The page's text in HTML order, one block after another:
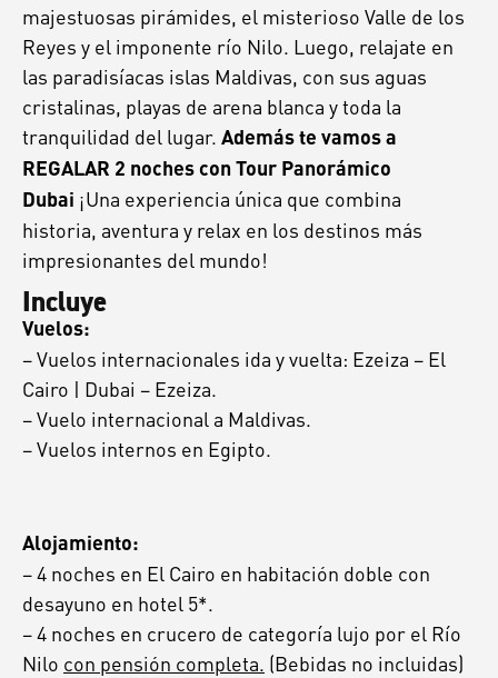
majestuosas pirámides, el misterioso Valle de los
Reyes y el imponente río Nilo. Luego, relajate en
las paradisíacas islas Maldivas, con sus aguas
cristalinas, playas de arena blanca y toda la
tranquilidad del lugar. Además te vamos a
REGALAR 2 noches con Tour Panorámico
Dubai ¡Una experiencia única que combina
historia, aventura y relax en los destinos más
impresionantes del mundo!
Incluye
Vuelos:
– Vuelos internacionales ida y vuelta: Ezeiza – El
Cairo | Dubai – Ezeiza.
– Vuelo internacional a Maldivas.
– Vuelos internos en Egipto.
Alojamiento:
–4 noches en El Cairo en habitación doble con
desayuno en hotel 5*.
– 4 noches en crucero de categoría lujo por el Río
Nilo con pensión completa. (Bebidas no incluidas)